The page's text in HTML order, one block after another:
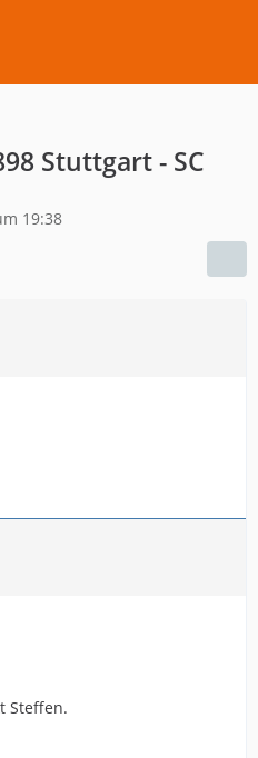
Stuttgart - SC
19:38
Steffen.